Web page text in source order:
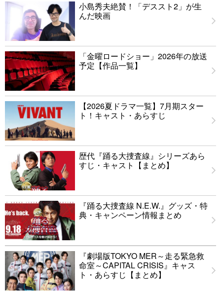
小島秀夫絶賛！「デススト2」が生
んだ映画
「金曜ロードショー」2026年の放送
予定【作品一覧】
【2026夏ドラマ一覧】7月期スター
ト！キャスト・あらすじ
歴代『踊る大捜査線』シリーズあら
すじ・キャスト【まとめ】
『踊る大捜査線 N.E.W.』グッズ・特
典・キャンペーン情報まとめ
『劇場版TOKYO MER～走る緊急救
命室～CAPITAL CRISIS』キャス
ト・あらすじ【まとめ】